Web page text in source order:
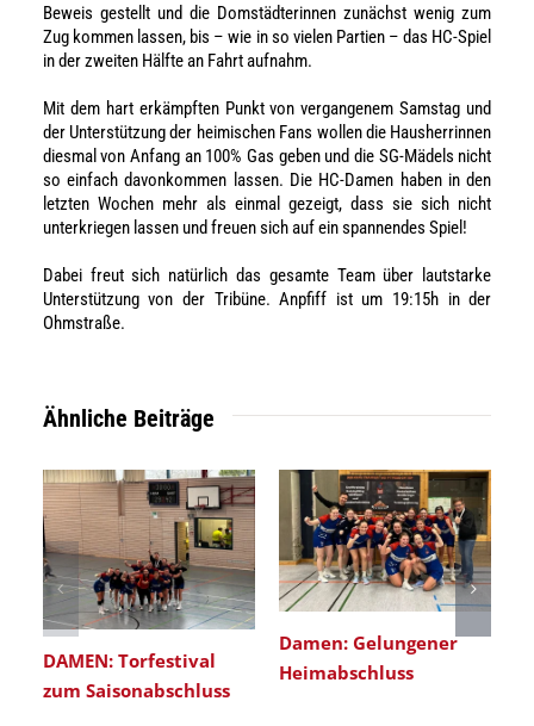
Beweis gestellt und die Domstädterinnen zunächst wenig zum
Zug kommen lassen, bis – wie in so vielen Partien – das HC-Spiel
in der zweiten Hälfte an Fahrt aufnahm.
Mit dem hart erkämpften Punkt von vergangenem Samstag und
der Unterstützung der heimischen Fans wollen die Hausherrinnen
diesmal von Anfang an 100% Gas geben und die SG-Mädels nicht
so einfach davonkommen lassen. Die HC-Damen haben in den
letzten Wochen mehr als einmal gezeigt, dass sie sich nicht
unterkriegen lassen und freuen sich auf ein spannendes Spiel!
Dabei freut sich natürlich das gesamte Team über lautstarke
Unterstützung von der Tribüne. Anpfiff ist um 19:15h in der
Ohmstraße.
Ähnliche Beiträge
DAMEN: Torfestival
zum Saisonabschluss
Damen: Gelungener
Heimabschluss